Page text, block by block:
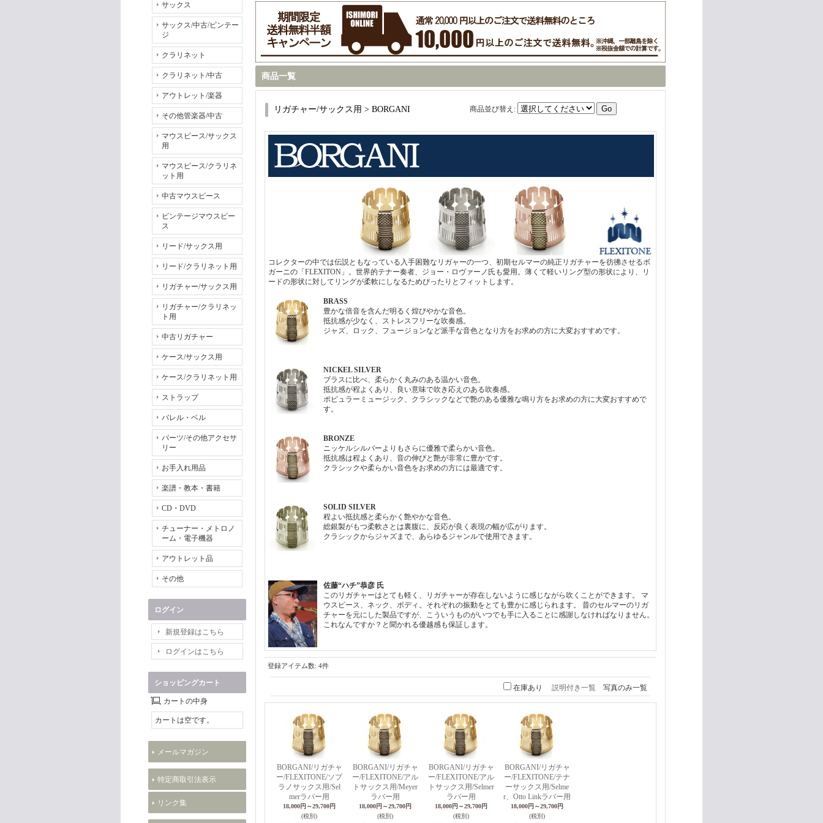
サックス
サックス/中古/ビンテー
ジ
クラリネット
クラリネット/中古
アウトレット/楽器
その他管楽器/中古
マウスピース/サックス
用
マウスピース/クラリネ
ット用
中古マウスピース
ビンテージマウスピー
ス
リード/サックス用
リード/クラリネット用
リガチャー/サックス用
リガチャー/クラリネッ
ト用
中古リガチャー
ケース/サックス用
ケース/クラリネット用
ストラップ
バレル・ベル
パーツ/その他アクセサ
リー
お手入れ用品
楽譜・教本・書籍
CD・DVD
チューナー・メトロノ
ーム・電子機器
アウトレット品
その他
ログイン
新規登録はこちら
ログインはこちら
ショッピングカート
カートの中身
カートは空です。
メールマガジン
特定商取引法表示
リンク集
商品一覧
リガチャー/サックス用 > BORGANI 商品並び替え :
コレクターの中では伝説ともなっている入手困難なリガャーの一つ、初期セルマーの純正リガチャーを彷彿させるボ
ガーニの「FLEXITON」。世界的テナー奏者、ジョー・ロヴァーノ氏も愛用。薄くて軽いリング型の形状により、リ
ードの形状に対してリングが柔軟にしなるためぴったりとフィットします。
BRASS
豊かな倍音を含んだ明るく煌びやかな音色。
抵抗感が少なく、ストレスフリーな吹奏感。
ジャズ、ロック、フュージョンなど派手な音色となり方をお求めの方に大変おすすめです。
NICKEL SILVER
ブラスに比べ、柔らかく丸みのある温かい音色。
抵抗感が程よくあり、良い意味で吹き応えのある吹奏感。
ポピュラーミュージック、クラシックなどで艶のある優雅な鳴り方をお求めの方に大変おすすめで
す。
BRONZE
ニッケルシルバーよりもさらに優雅で柔らかい音色。
抵抗感は程よくあり、音の伸びと艶が非常に豊かです。
クラシックや柔らかい音色をお求めの方には最適です。
SOLID SILVER
程よい抵抗感と柔らかく艶やかな音色。
総銀製がもつ柔軟さとは裏腹に、反応が良く表現の幅が広がります。
クラシックからジャズまで、あらゆるジャンルで使用できます。
佐藤“ハチ”恭彦 氏
このリガチャーはとても軽く、リガチャーが存在しないように感じながら吹くことができます。 マ
ウスピース、ネック、ボディ。それぞれの振動をとても豊かに感じられます。 昔のセルマーのリガ
チャーを元にした製品ですが、こういうものがいつでも手に入ることに感謝しなければなりません。
これなんですか？と聞かれる優越感も保証します。
登録アイテム数: 4件
在庫あり 説明付き一覧 写真のみ一覧
BORGANI/リガチャ
ー/FLEXITONE/ソプ
ラノサックス用/Sel
merラバー用
18,000円～29,700円
(税別)
BORGANI/リガチャ
ー/FLEXITONE/アル
トサックス用/Meyer
ラバー用
18,000円～29,700円
(税別)
BORGANI/リガチャ
ー/FLEXITONE/アル
トサックス用/Selmer
ラバー用
18,000円～29,700円
(税別)
BORGANI/リガチャ
ー/FLEXITONE/テナ
ーサックス用/Selme
r、Otto Linkラバー用
18,000円～29,700円
(税別)